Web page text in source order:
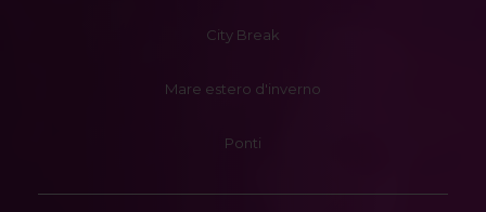
City Break
Mare estero d'inverno
Ponti